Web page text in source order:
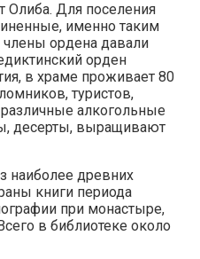
Олиба. Для поселения
именно таким
ордена давали
орден
в храме проживает 80
туристов,
алкогольные
десерты, выращивают
наиболее древних
книги периода
при монастыре,
в библиотеке около